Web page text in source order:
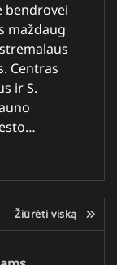
bendrovei
maždaug
Centras
ir S.
Žiūrėti viską